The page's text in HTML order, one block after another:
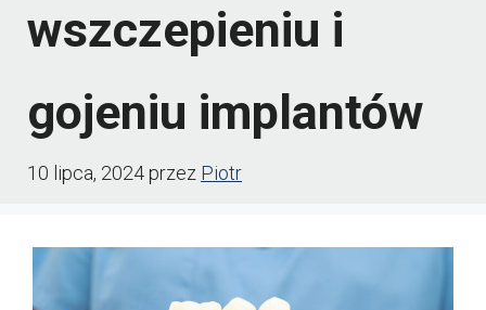
wszczepieniu i
gojeniu implantów
10 lipca, 2024przez Piotr